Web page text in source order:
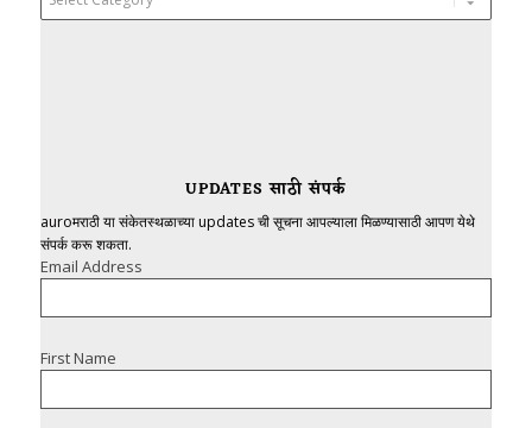
UPDATES साठी संपर्क
auroमराठी या संकेतस्थळाच्या updates ची सूचना आपल्याला मिळण्यासाठी आपण येथे
संपर्क करू शकता.
Email Address
First Name